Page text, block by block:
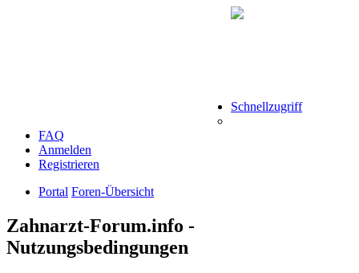
Schnellzugriff
FAQ
Anmelden
Registrieren
Portal Foren-Übersicht
Zahnarzt-Forum.info -
Nutzungsbedingungen